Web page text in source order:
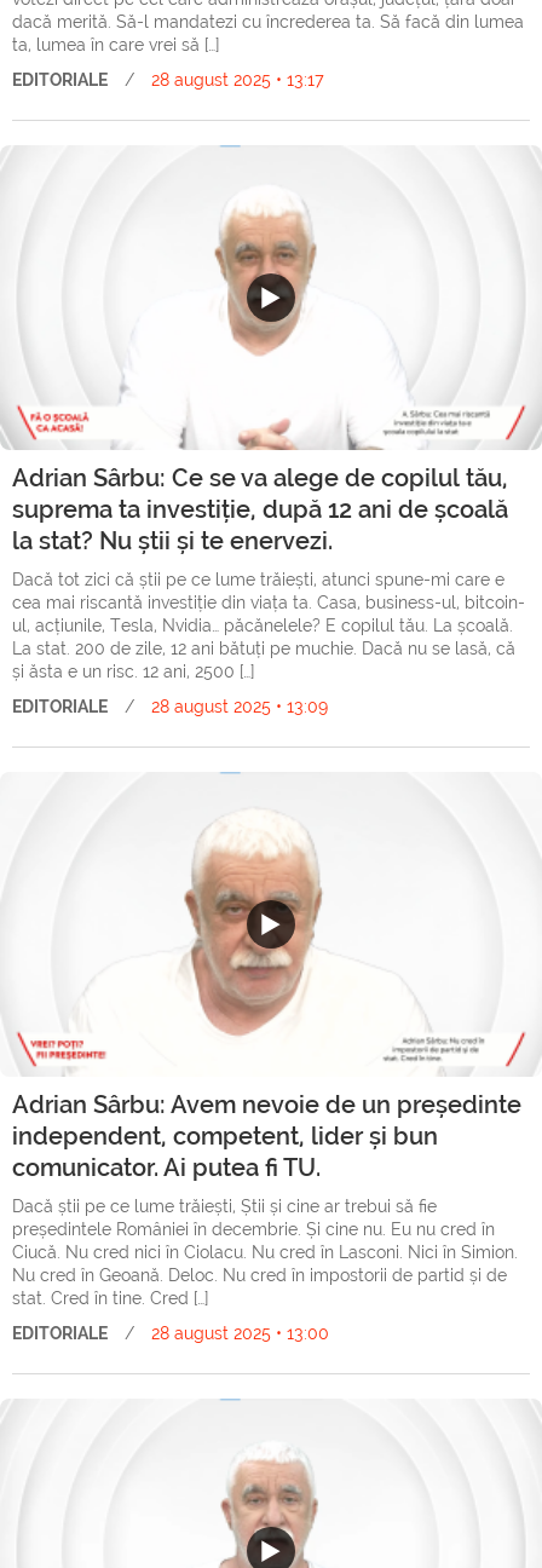
dacă merită. Să-l mandatezi cu încrederea ta. Să facă din lumea
ta, lumea în care vrei să […]
EDITORIALE
/ 28 august 2025 • 13:17
Adrian Sârbu: Ce se va alege de copilul tău,
suprema ta investiție, după 12 ani de școală
la stat? Nu știi și te enervezi.
Dacă tot zici că știi pe ce lume trăiești, atunci spune-mi care e
cea mai riscantă investiție din viața ta. Casa, business-ul, bitcoin-
ul, acțiunile, Tesla, Nvidia… păcănelele? E copilul tău. La școală.
La stat. 200 de zile, 12 ani bătuți pe muchie. Dacă nu se lasă, că
și ăsta e un risc. 12 ani, 2500 […]
EDITORIALE
/ 28 august 2025 • 13:09
Adrian Sârbu: Avem nevoie de un președinte
independent, competent, lider și bun
comunicator. Ai putea fi TU.
Dacă știi pe ce lume trăiești, Știi și cine ar trebui să fie
președintele României în decembrie. Și cine nu. Eu nu cred în
Ciucă. Nu cred nici în Ciolacu. Nu cred în Lasconi. Nici în Simion.
Nu cred în Geoană. Deloc. Nu cred în impostorii de partid și de
stat. Cred în tine. Cred […]
EDITORIALE
/ 28 august 2025 • 13:00